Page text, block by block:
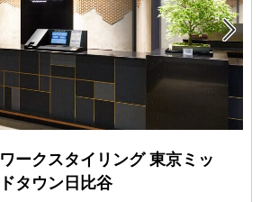

ワークスタイリング 東京ミッ
ドタウン日比谷